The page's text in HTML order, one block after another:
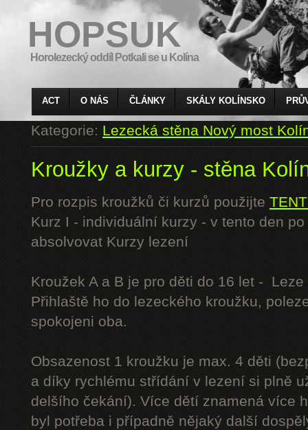
HOPSUK
Horolezecký oddíl Potkali se u Kolína
ACT O NÁS ČLÁNKY SKÁLY KOLÍNSKO
Kategorie:Lezecká stěna Nový most
Kroužky a kurzy - stěna
Pro rozpis kroužků či kurzů použijte
Kurz I - individuální kurzy - v tento den
absolvovat Kurzy lezení
Kroužek A a B je pro děti do 16 let -
Přihlaště ho do lezeckého kroužku,
spokojeni oba.
Obsazenost 1 kroužku je max. 4 děti
a díky rychlému střídání v lezení si plně
delšího čekání). Více dětí znamená více
byl potřeba i případně nějaký další